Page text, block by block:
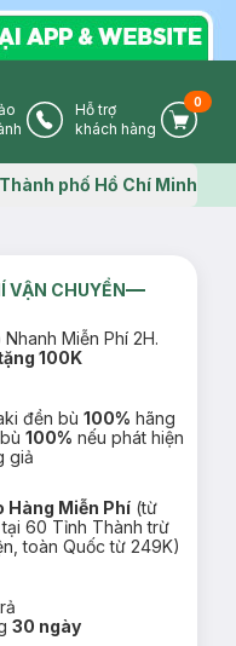
IconPhone Icon
Hỗ trợ
khách hàng
Cart
0
Map iconphố Hồ Chí Minh
VẬN CHUYỂN
Nhanh Miễn Phí 2H.
100K
đền bù100% hãng
bù100% nếu phát hiện
giả
Hàng Miễn Phí (từ
60 Tỉnh Thành trừ
toàn Quốc từ 249K)
30 ngày